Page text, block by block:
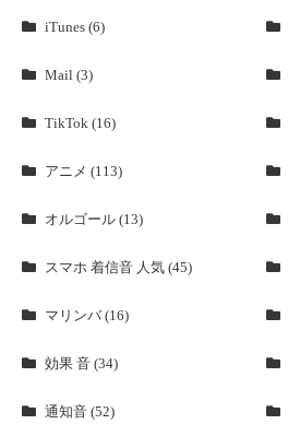
iTunes (6)
Mail (3)
TikTok (16)
アニメ (113)
オルゴール (13)
スマホ 着信音 人気 (45)
マリンバ (16)
効果 音 (34)
通知音 (52)